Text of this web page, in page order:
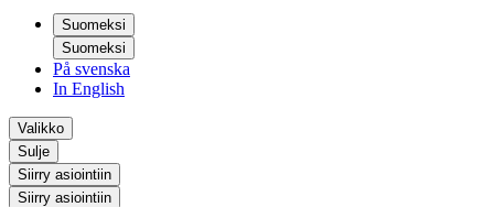
Suomeksi
Suomeksi
På svenska
In English
Valikko
Sulje
Siirry asiointiin
Siirry asiointiin